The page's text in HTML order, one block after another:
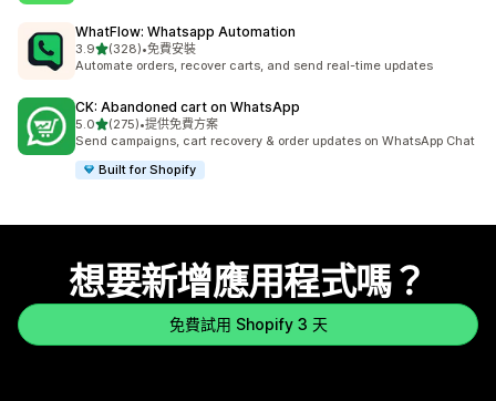
WhatFlow: Whatsapp Automation
3.9滿分 5 顆星
(328)
共有 328 則評價
•免費安裝
Automate orders, recover carts, and send real-time updates
CK: Abandoned cart on WhatsApp
5.0滿分 5 顆星
(275)
共有 275 則評價
•提供免費方案
Send campaigns, cart recovery & order updates on WhatsApp Chat
Built for Shopify
想要新增應用程式嗎？
免費試用 Shopify 3 天